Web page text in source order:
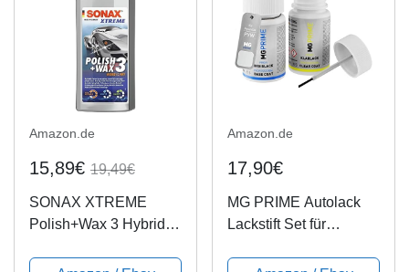
Amazon.de
15,89€ 19,49€
SONAX XTREME
Polish+Wax 3 Hybrid
Abtragen verwitterter
Amazon.de
17,90€
MG PRIME Autolack
Lackstift Set für
White/Polar White Uni